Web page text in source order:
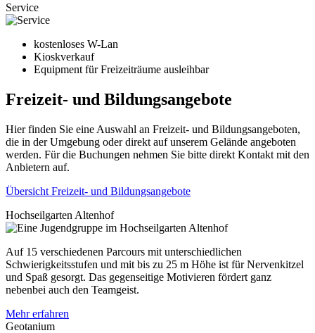
Service
kostenloses W-Lan
Kioskverkauf
Equipment für Freizeiträume ausleihbar
Freizeit- und Bildungsangebote
Hier finden Sie eine Auswahl an Freizeit- und Bildungsangeboten,
die in der Umgebung oder direkt auf unserem Gelände angeboten
werden. Für die Buchungen nehmen Sie bitte direkt Kontakt mit den
Anbietern auf.
Übersicht Freizeit- und Bildungsangebote
Hochseilgarten Altenhof
Auf 15 verschiedenen Parcours mit unterschiedlichen
Schwierigkeitsstufen und mit bis zu 25 m Höhe ist für Nervenkitzel
und Spaß gesorgt. Das gegenseitige Motivieren fördert ganz
nebenbei auch den Teamgeist.
Mehr erfahren
Geotanium